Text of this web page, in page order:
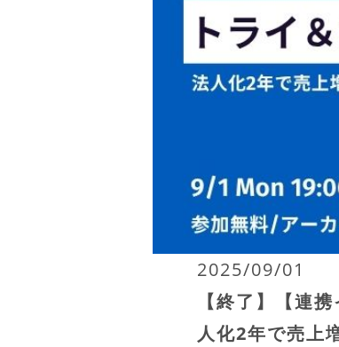
2025/09/01
【終了】【連
人化2年で売上